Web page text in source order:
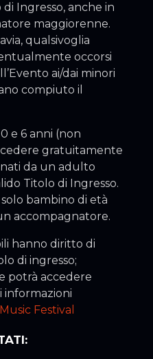
di Ingresso, anche in
maggiorenne.
qualsivoglia
occorsi
ai/dai minori
compiuto il
e 6 anni (non
gratuitamente
da un adulto
Titolo di Ingresso.
bambino di età
accompagnatore.
hanno diritto di
di ingresso;
potrà accedere
informazioni
Festival